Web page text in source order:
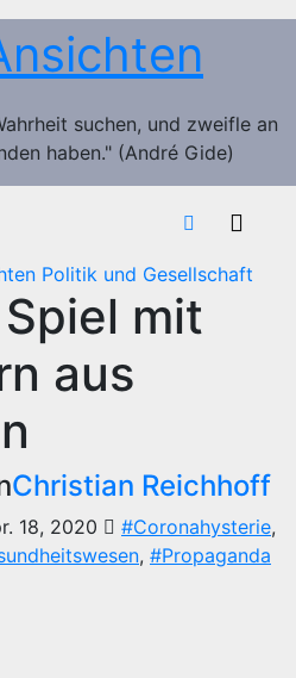
suchen, und zweifle an
haben." (André Gide)
Politik und Gesellschaft
mit
aus
Christian Reichhoff
18, 2020 #Coronahysterie,
, #Propaganda